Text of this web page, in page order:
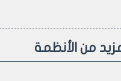
الوارد على الدراسة
من الأنظمة